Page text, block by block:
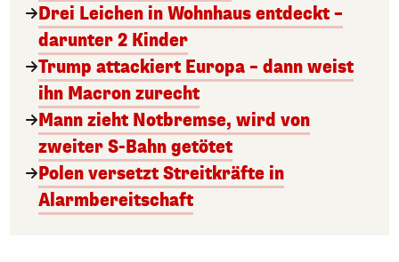
Drei Leichen in Wohnhaus entdeckt –
darunter 2 Kinder
Trump attackiert Europa – dann weist
ihn Macron zurecht
Mann zieht Notbremse, wird von
zweiter S-Bahn getötet
Polen versetzt Streitkräfte in
Alarmbereitschaft